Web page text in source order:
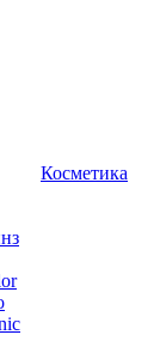
Косметика